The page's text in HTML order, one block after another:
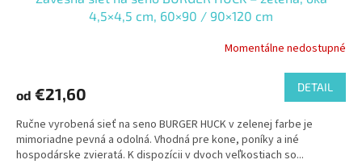
4,5×4,5 cm, 60×90 / 90×120 cm
Momentálne nedostupné
od €21,60 DETAIL
Ručne vyrobená sieť na seno BURGER HUCK v zelenej farbe je
mimoriadne pevná a odolná. Vhodná pre kone, poníky a iné
hospodárske zvieratá. K dispozícii v dvoch veľkostiach so...